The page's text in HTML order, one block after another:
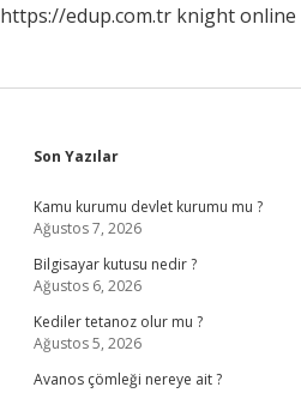
https://edup.com.tr knight online
Sidebar
Son Yazılar
Kamu kurumu devlet kurumu mu ?
Ağustos 7, 2026
Bilgisayar kutusu nedir ?
Ağustos 6, 2026
Kediler tetanoz olur mu ?
Ağustos 5, 2026
Avanos çömleği nereye ait ?